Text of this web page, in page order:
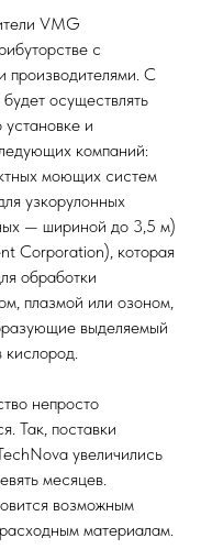
VMG
с
производителями. С
осуществлять
и
компаний:
моющих систем
узкорулонных
— шириной до 3,5 м)
Corporation), которая
обработки
плазмой или озоном,
выделяемый
кислород.
непросто
Так, поставки
увеличились
месяцев.
возможным
материалам.